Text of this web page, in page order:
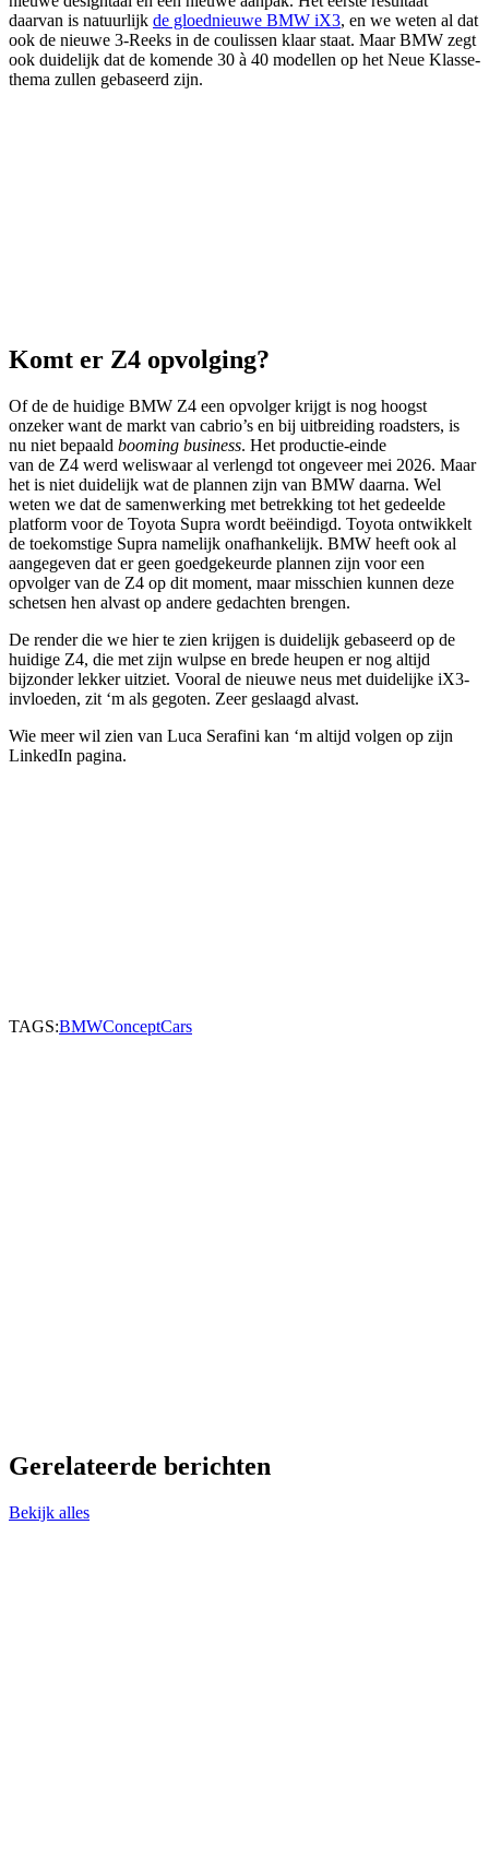
daarvan is natuurlijk de gloednieuwe BMW iX3, en we weten al dat
ook de nieuwe 3-Reeks in de coulissen klaar staat. Maar BMW zegt
ook duidelijk dat de komende 30 à 40 modellen op het Neue Klasse-
thema zullen gebaseerd zijn.
Komt er Z4 opvolging?
Of de de huidige BMW Z4 een opvolger krijgt is nog hoogst
onzeker want de markt van cabrio’s en bij uitbreiding roadsters, is
nu niet bepaald booming business. Het productie-einde
van de Z4 werd weliswaar al verlengd tot ongeveer mei 2026. Maar
het is niet duidelijk wat de plannen zijn van BMW daarna. Wel
weten we dat de samenwerking met betrekking tot het gedeelde
platform voor de Toyota Supra wordt beëindigd. Toyota ontwikkelt
de toekomstige Supra namelijk onafhankelijk. BMW heeft ook al
aangegeven dat er geen goedgekeurde plannen zijn voor een
opvolger van de Z4 op dit moment, maar misschien kunnen deze
schetsen hen alvast op andere gedachten brengen.
De render die we hier te zien krijgen is duidelijk gebaseerd op de
huidige Z4, die met zijn wulpse en brede heupen er nog altijd
bijzonder lekker uitziet. Vooral de nieuwe neus met duidelijke iX3-
invloeden, zit ‘m als gegoten. Zeer geslaagd alvast.
Wie meer wil zien van Luca Serafini kan ‘m altijd volgen op zijn
LinkedIn pagina.
TAGS:BMWConceptCars
Gerelateerde berichten
Bekijk alles